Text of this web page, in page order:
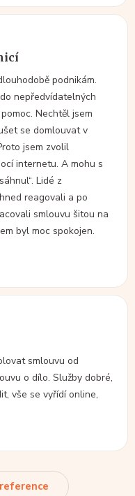
podnikám.
nepředvídatelných
Nechtěl jsem
se domlouvat v
jsem zvolil
internetu. A mohu s
Lidé z
reagovali a po
smlouvu šitou na
smlouvu od
o dílo. Služby dobré,
vše se vyřídí online,